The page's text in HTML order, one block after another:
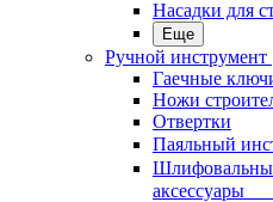
Насадки для
Еще
Ручной инструмент
Гаечные
Ножи
Отвертки
Паяльный
аксессуары